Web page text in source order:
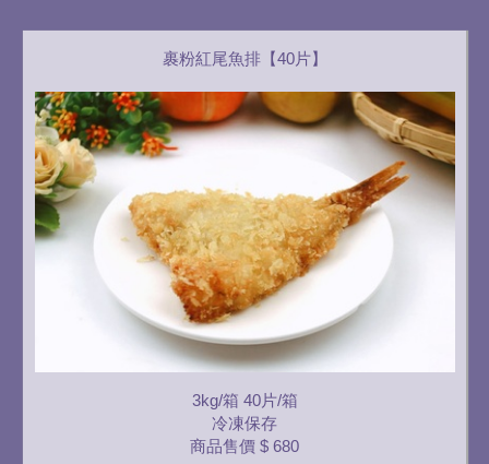
裹粉紅尾魚排【40片】
3kg/箱 40片/箱
冷凍保存
商品售價 $ 680